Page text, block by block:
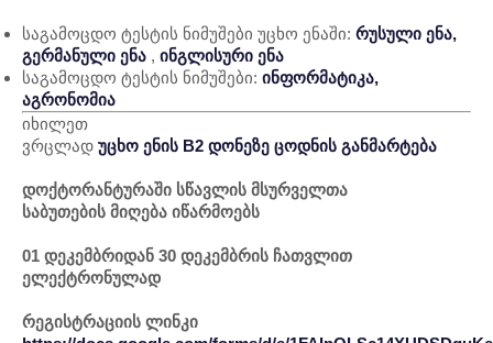
საგამოცდო ტესტის ნიმუშები უცხო ენაში: რუსული ენა,
გერმანული ენა , ინგლისური ენა
საგამოცდო ტესტის ნიმუშები: ინფორმატიკა,
აგრონომია
იხილეთ
ვრცლად უცხო ენის B2 დონეზე ცოდნის განმარტება
დოქტორანტურაში სწავლის მსურველთა
საბუთების მიღება იწარმოებს
01 დეკემბრიდან 30 დეკემბრის ჩათვლით
ელექტრონულად
რეგისტრაციის ლინკი